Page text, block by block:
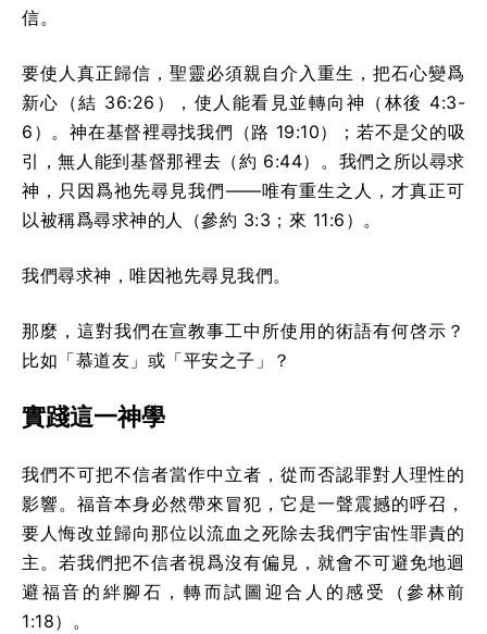
信。
要使人真正歸信，聖靈必須親自介入重生，把石心變爲
新心（結 36:26），使人能看見並轉向神（林後 4:3-
6）。神在基督裡尋找我們（路 19:10）；若不是父的吸
引，無人能到基督那裡去（約 6:44）。我們之所以尋求
神，只因爲祂先尋見我們——唯有重生之人，才真正可
以被稱爲尋求神的人（參約 3:3；來 11:6）。
我們尋求神，唯因祂先尋見我們。
那麼，這對我們在宣教事工中所使用的術語有何啓示？
比如「慕道友」或「平安之子」？
實踐這一神學
我們不可把不信者當作中立者，從而否認罪對人理性的
影響。福音本身必然帶來冒犯，它是一聲震撼的呼召，
要人悔改並歸向那位以流血之死除去我們宇宙性罪責的
主。若我們把不信者視爲沒有偏見，就會不可避免地迴
避福音的絆腳石，轉而試圖迎合人的感受（參林前
1:18）。